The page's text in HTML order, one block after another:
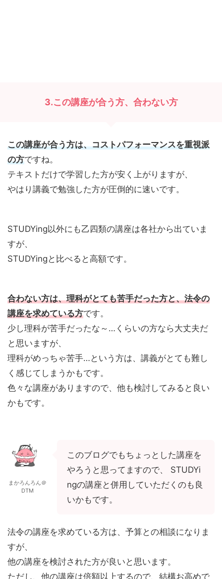
3.この講座が合う方、合わない方
この講座が合う方は、コストパフォーマンスを重視派
の方ですね。
テキストだけで学習した方が安く上がりますが、
やはり講義で勉強した方が圧倒的に速いです。
STUDYing以外にも乙四類の講座は各社から出ていま
すが、
STUDYingと比べると高額です。
合わない方は、理科がとても苦手だった方と、法令の
講座を求めている方です。
少し理科が苦手だったな～…くらいの方なら大丈夫だ
と思いますが、
理科がめっちゃ苦手…という方は、講義がとても難し
く感じてしまうかもです。
色々な講座がありますので、他も検討してみると良い
かもです。
まかろんろん＠
DTM
このブログでもちょっとした講座を
やろうと思ってますので、 STUDYi
ngの講座と併用していただくのも良
いかもです。
法令の講座を求めている方は、予算との相談になりま
すが、
他の講座を検討された方が良いと思います。
ただし、他の講座は倍額以上するので、結構お高めで